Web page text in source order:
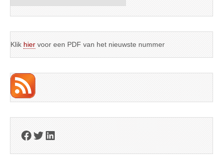
Klik hier voor een PDF van het nieuwste nummer
Facebook
Twitter
LinkedIn